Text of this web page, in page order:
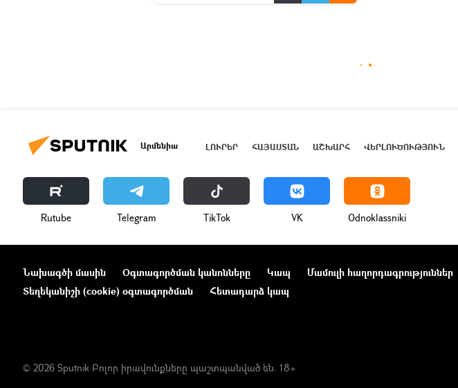
Արմենիա ԼՈՒՐԵՐ ՀԱՅԱՍՏԱՆ ԱՇԽԱՐՀ ՎԵՐԼՈՒԾՈՒԹՅՈՒՆ
Rutube Telegram ТikТоk VK Odnoklassniki
Նախագծի մասին Օգտագործման կանոնները Կապ Մամուլի հաղորդագրություններ
Տեղեկանիշի (cookie) օգտագործման
Հետադարձ կապ
© 2026 Sputnik Բոլոր իրավունքները պաշտպանված են. 18+